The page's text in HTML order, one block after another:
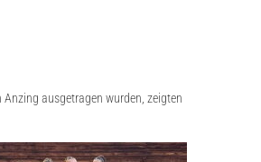
ausgetragen wurden, zeigten